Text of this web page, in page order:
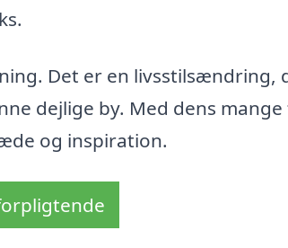
Det er en
dejlige by. Med dens
og inspiration.